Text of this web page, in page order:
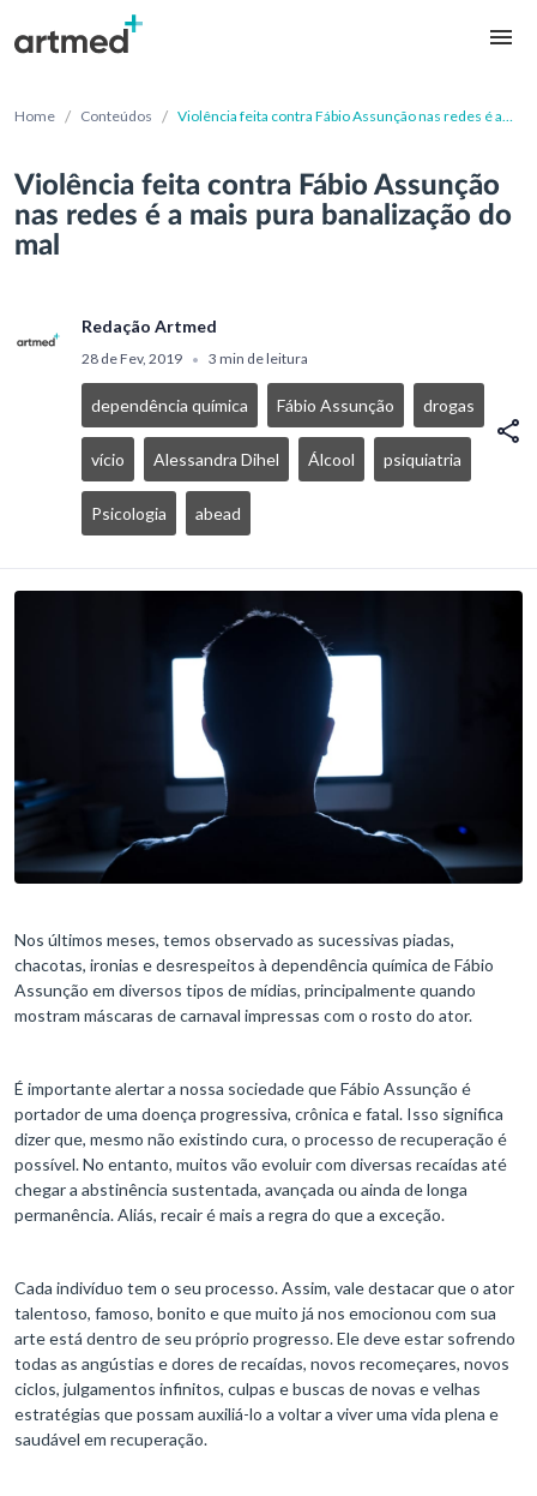
Home / Conteúdos / Violência feita contra Fábio Assunção nas redes é a
Violência feita contra Fábio Assunção
nas redes é a mais pura banalização do
mal
Redação Artmed
28 de Fev, 2019 • 3 min de leitura
dependência química Fábio Assunção drogas
vício Alessandra Dihel Álcool psiquiatria
Psicologia abead
Nos últimos meses, temos observado as sucessivas piadas,
chacotas, ironias e desrespeitos à dependência química de Fábio
Assunção em diversos tipos de mídias, principalmente quando
mostram máscaras de carnaval impressas com o rosto do ator.
É importante alertar a nossa sociedade que Fábio Assunção é
portador de uma doença progressiva, crônica e fatal. Isso significa
dizer que, mesmo não existindo cura, o processo de recuperação é
possível. No entanto, muitos vão evoluir com diversas recaídas até
chegar a abstinência sustentada, avançada ou ainda de longa
permanência. Aliás, recair é mais a regra do que a exceção.
Cada indivíduo tem o seu processo. Assim, vale destacar que o ator
talentoso, famoso, bonito e que muito já nos emocionou com sua
arte está dentro de seu próprio progresso. Ele deve estar sofrendo
todas as angústias e dores de recaídas, novos recomeçares, novos
ciclos, julgamentos infinitos, culpas e buscas de novas e velhas
estratégias que possam auxiliá-lo a voltar a viver uma vida plena e
saudável em recuperação.